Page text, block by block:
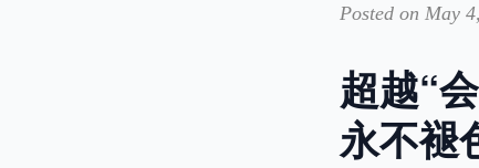
Posted on May
超越“
永不褪